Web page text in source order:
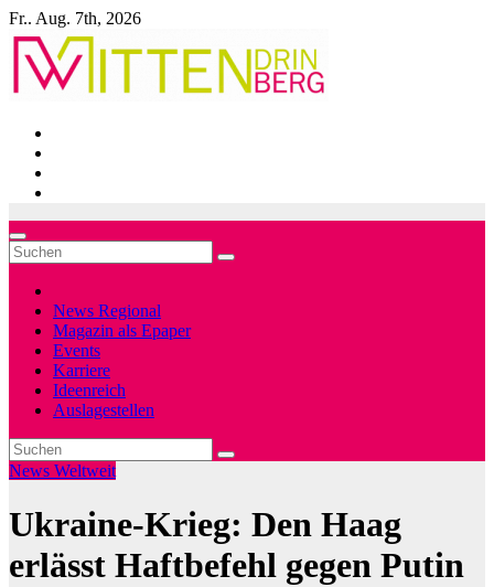
Zum
Inhalt
springen
Fr.. Aug. 7th, 2026
News Regional
Magazin als Epaper
Events
Karriere
Ideenreich
Auslagestellen
News Weltweit
Ukraine-Krieg: Den Haag
erlässt Haftbefehl gegen Putin